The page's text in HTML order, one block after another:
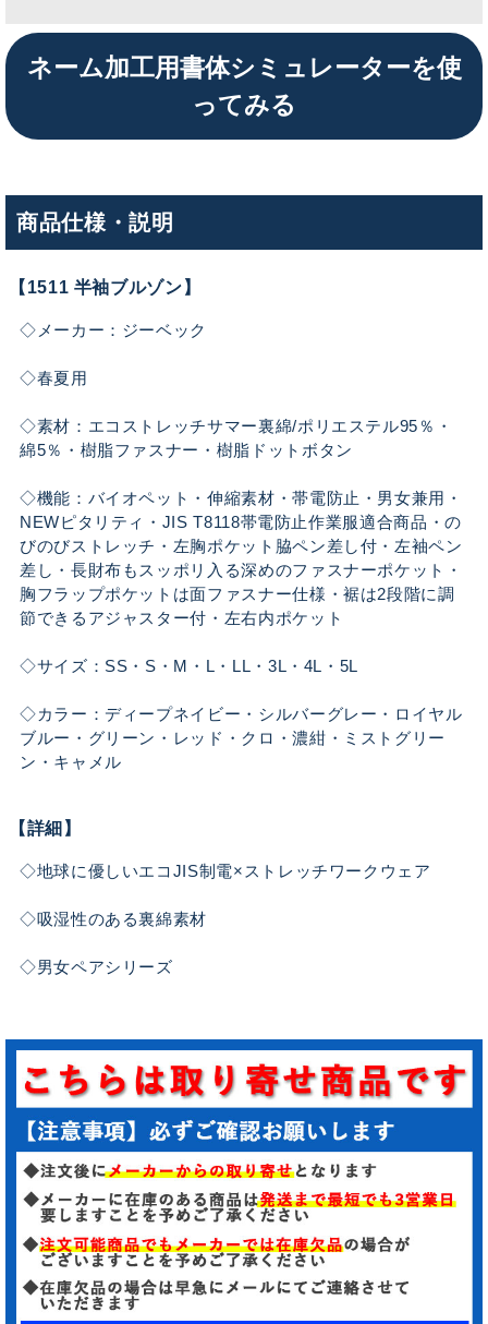
ネーム加工用書体シミュレーターを使
ってみる
商品仕様・説明
【1511 半袖ブルゾン】
◇メーカー：ジーベック
◇春夏用
◇素材：エコストレッチサマー裏綿/ポリエステル95％・
綿5％・樹脂ファスナー・樹脂ドットボタン
◇機能：バイオペット・伸縮素材・帯電防止・男女兼用・
NEWピタリティ・JIS T8118帯電防止作業服適合商品・の
びのびストレッチ・左胸ポケット脇ペン差し付・左袖ペン
差し・長財布もスッポリ入る深めのファスナーポケット・
胸フラップポケットは面ファスナー仕様・裾は2段階に調
節できるアジャスター付・左右内ポケット
◇サイズ：SS・S・M・L・LL・3L・4L・5L
◇カラー：ディープネイビー・シルバーグレー・ロイヤル
ブルー・グリーン・レッド・クロ・濃紺・ミストグリー
ン・キャメル
【詳細】
◇地球に優しいエコJIS制電×ストレッチワークウェア
◇吸湿性のある裏綿素材
◇男女ペアシリーズ